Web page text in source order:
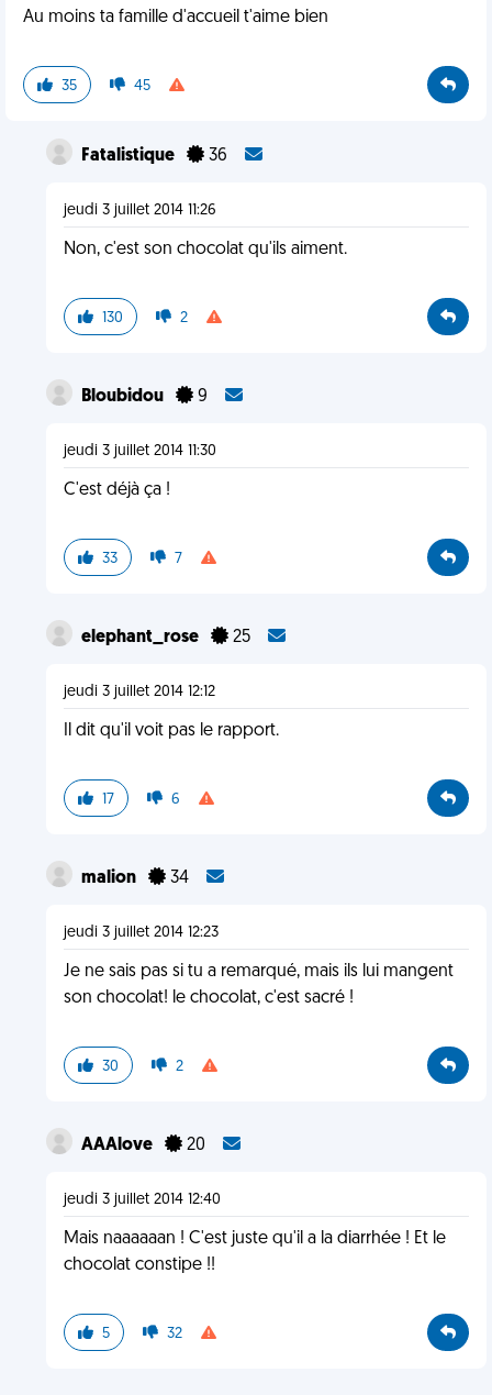
Au moins ta famille d'accueil t'aime bien
35 45
Fatalistique 36
jeudi 3 juillet 2014 11:26
Non, c'est son chocolat qu'ils aiment.
130 2
Bloubidou 9
jeudi 3 juillet 2014 11:30
C'est déjà ça !
33 7
elephant_rose 25
jeudi 3 juillet 2014 12:12
Il dit qu'il voit pas le rapport.
17 6
malion 34
jeudi 3 juillet 2014 12:23
Je ne sais pas si tu a remarqué, mais ils lui mangent
son chocolat! le chocolat, c'est sacré !
30 2
AAAlove 20
jeudi 3 juillet 2014 12:40
Mais naaaaaan ! C'est juste qu'il a la diarrhée ! Et le
chocolat constipe !!
5 32